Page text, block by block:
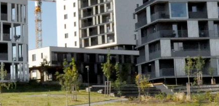
PENTAFLEX® OPTI-Mauerstärken
PENTAFLEX® Modul
Fugenbleche Zubehör
Frischbetonverbundsysteme
Zurück Frischbetonverbundsysteme
SECUFLEX®
Frischbetonverbundsysteme Zubehör
Rohrdurchführungen